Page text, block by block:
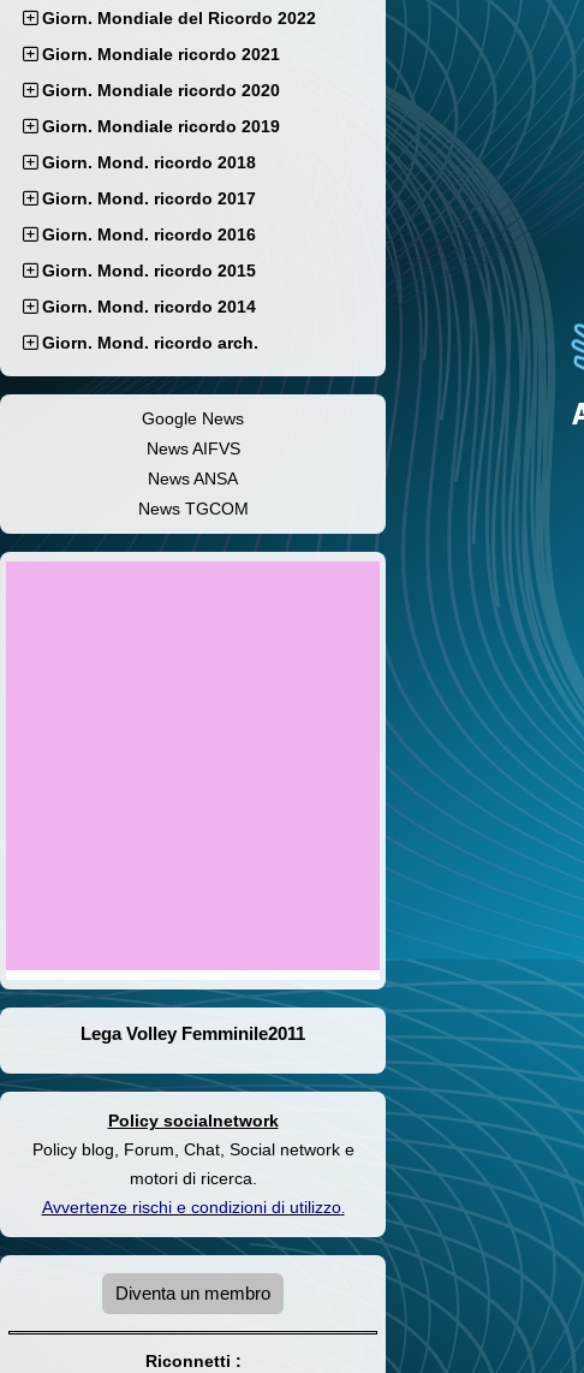
Giorn. Mondiale del Ricordo 2022
Giorn. Mondiale ricordo 2021
Giorn. Mondiale ricordo 2020
Giorn. Mondiale ricordo 2019
Giorn. Mond. ricordo 2018
Giorn. Mond. ricordo 2017
Giorn. Mond. ricordo 2016
Giorn. Mond. ricordo 2015
Giorn. Mond. ricordo 2014
Giorn. Mond. ricordo arch.
Google News
News AIFVS
News ANSA
News TGCOM
Lega Volley Femminile2011
Policy socialnetwork
Policy blog, Forum, Chat, Social network e
motori di ricerca.
Avvertenze rischi e condizioni di utilizzo.
Diventa un membro
Riconnetti :